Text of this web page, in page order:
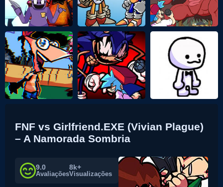
FNF vs Girlfriend.EXE (Vivian Plague)
– A Namorada Sombria
9.0
Avaliações
8k+
Visualizações